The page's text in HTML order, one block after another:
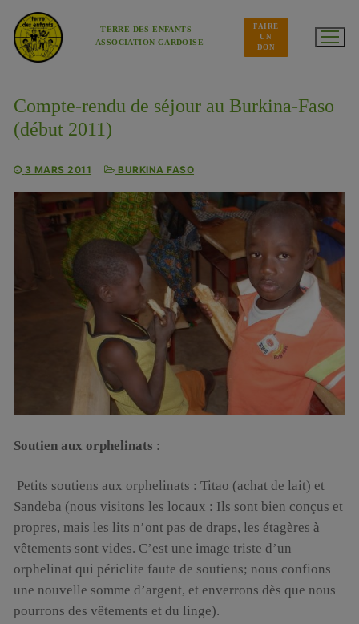
contenu
TERRE DES ENFANTS –
ASSOCIATION GARDOISE
FAIRE
UN
DON
Compte-rendu de séjour au Burkina-Faso
(début 2011)
3 MARS 2011 BURKINA FASO
Soutien aux orphelinats :
Petits soutiens aux orphelinats : Titao (achat de lait) et
Sandeba (nous visitons les locaux : Ils sont bien conçus et
propres, mais les lits n’ont pas de draps, les étagères à
vêtements sont vides. C’est une image triste d’un
orphelinat qui périclite faute de soutiens; nous confions
une nouvelle somme d’argent, et enverrons dès que nous
pourrons des vêtements et du linge).